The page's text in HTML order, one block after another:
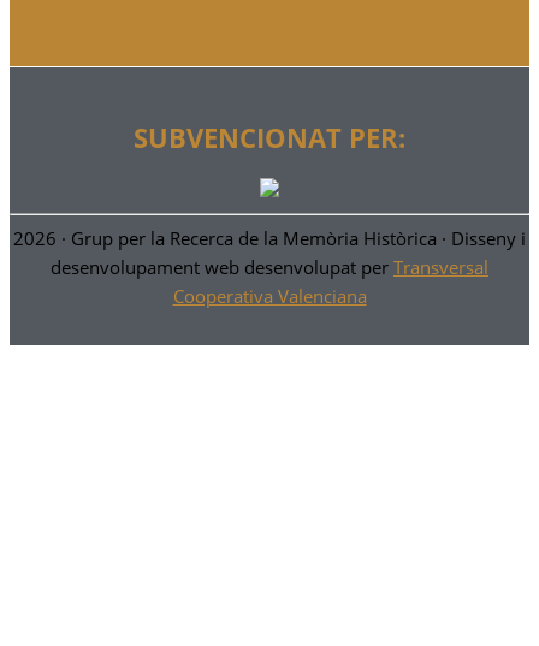
SUBVENCIONAT PER:
2026 · Grup per la Recerca de la Memòria Històrica · Disseny i
desenvolupament web desenvolupat per Transversal
Cooperativa Valenciana